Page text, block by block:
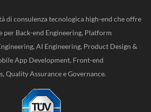
di consulenza tecnologica high-end che offre
per Back-end Engineering, Platform
AI Engineering, Product Design &
App Development, Front-end
Quality Assurance e Governance.